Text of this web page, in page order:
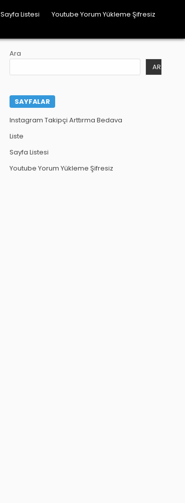
Sayfa Listesi Youtube Yorum Yükleme Şifresiz
Ara
ARA
SAYFALAR
Instagram Takipçi Arttırma Bedava
Liste
Sayfa Listesi
Youtube Yorum Yükleme Şifresiz